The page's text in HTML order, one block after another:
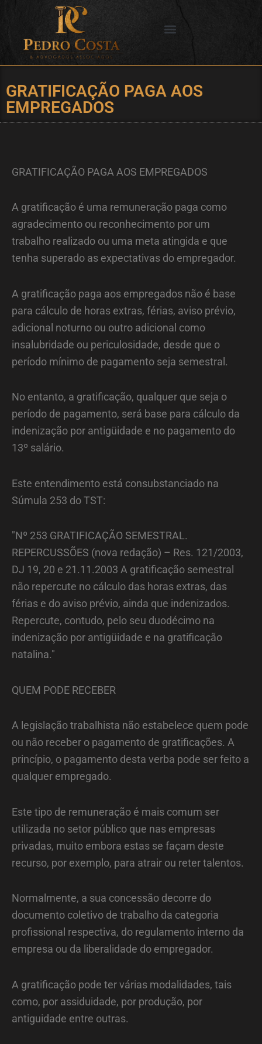
conteúdo
GRATIFICAÇÃO PAGA AOS
EMPREGADOS
GRATIFICAÇÃO PAGA AOS EMPREGADOS
A gratificação é uma remuneração paga como
agradecimento ou reconhecimento por um
trabalho realizado ou uma meta atingida e que
tenha superado as expectativas do empregador.
A gratificação paga aos empregados não é base
para cálculo de horas extras, férias, aviso prévio,
adicional noturno ou outro adicional como
insalubridade ou periculosidade, desde que o
período mínimo de pagamento seja semestral.
No entanto, a gratificação, qualquer que seja o
período de pagamento, será base para cálculo da
indenização por antigüidade e no pagamento do
13º salário.
Este entendimento está consubstanciado na
Súmula 253 do TST:
"Nº 253 GRATIFICAÇÃO SEMESTRAL.
REPERCUSSÕES (nova redação) – Res. 121/2003,
DJ 19, 20 e 21.11.2003 A gratificação semestral
não repercute no cálculo das horas extras, das
férias e do aviso prévio, ainda que indenizados.
Repercute, contudo, pelo seu duodécimo na
indenização por antigüidade e na gratificação
natalina."
QUEM PODE RECEBER
A legislação trabalhista não estabelece quem pode
ou não receber o pagamento de gratificações. A
princípio, o pagamento desta verba pode ser feito a
qualquer empregado.
Este tipo de remuneração é mais comum ser
utilizada no setor público que nas empresas
privadas, muito embora estas se façam deste
recurso, por exemplo, para atrair ou reter talentos.
Normalmente, a sua concessão decorre do
documento coletivo de trabalho da categoria
profissional respectiva, do regulamento interno da
empresa ou da liberalidade do empregador.
A gratificação pode ter várias modalidades, tais
como, por assiduidade, por produção, por
antiguidade entre outras.